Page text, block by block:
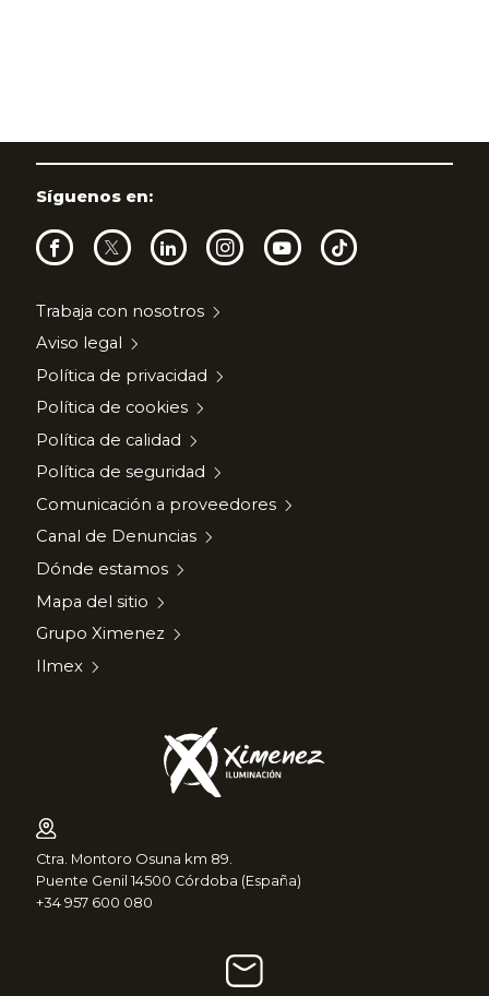
Trabaja con nosotros
Aviso legal
Política de privacidad
Política de cookies
Política de calidad
Política de seguridad
Comunicación a proveedores
Canal de Denuncias
Dónde estamos
Mapa del sitio
Grupo Ximenez
Ilmex
Síguenos en:
Ctra. Montoro Osuna km 89.
Puente Genil 14500 Córdoba (España)
+34 957 600 080